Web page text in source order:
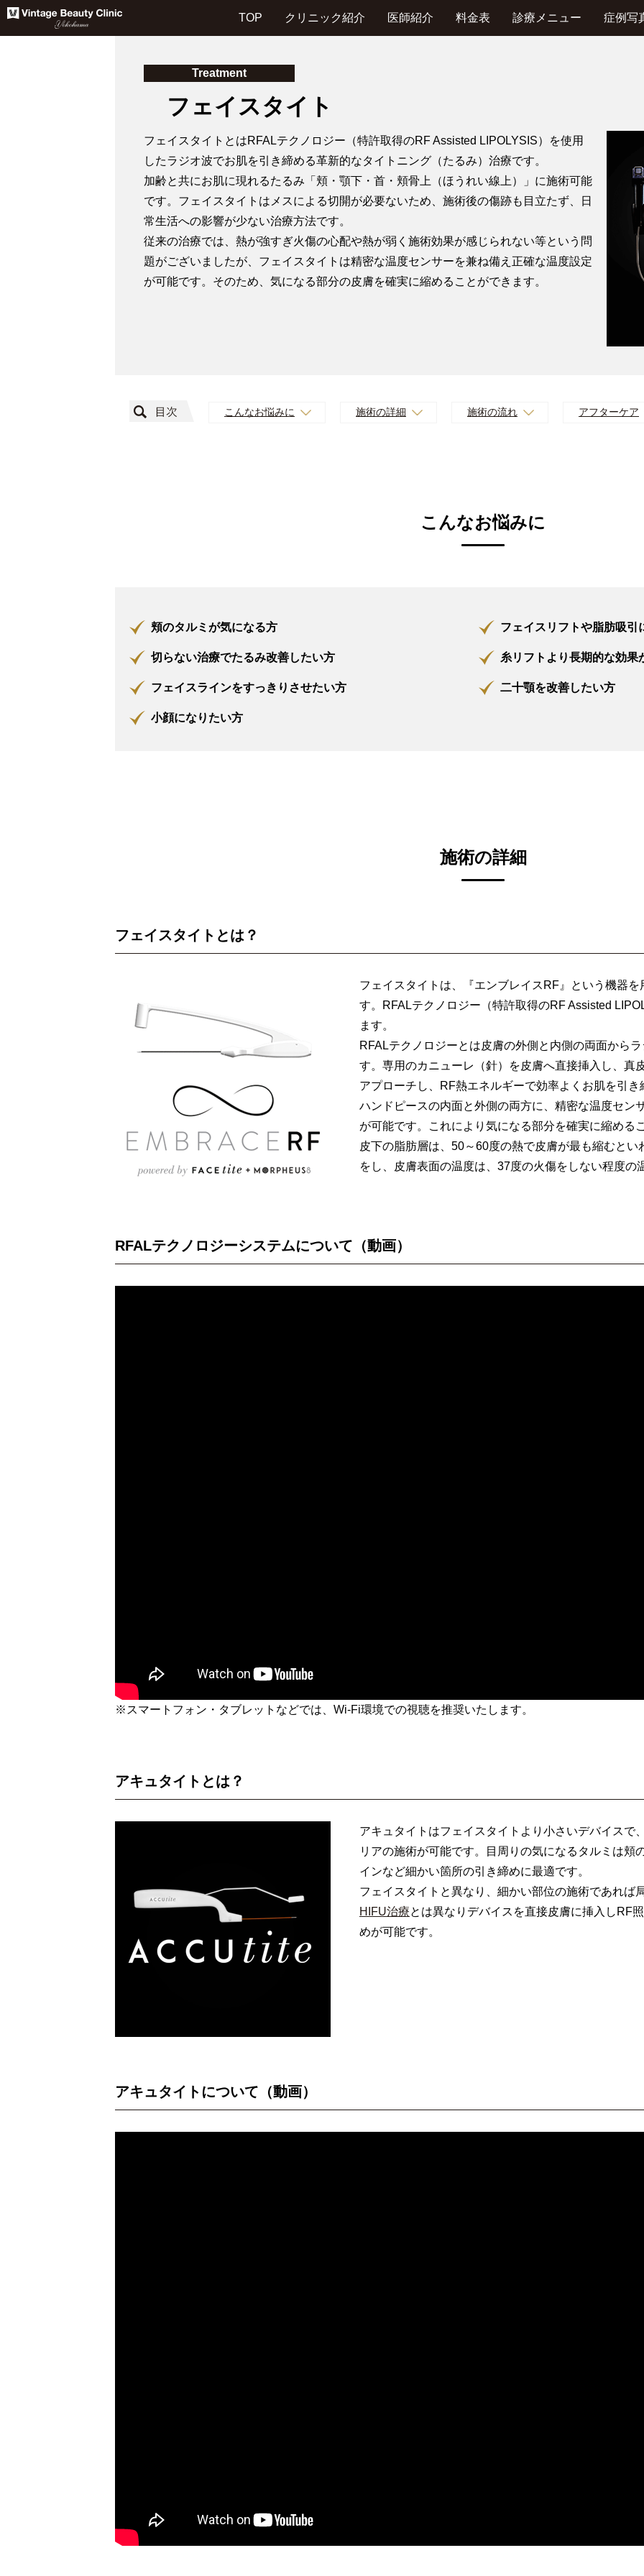
TOP クリニック紹介 医師紹介 料金表 診療メニュー 症例写
Treatment
フェイスタイト
フェイスタイトとはRFALテクノロジー（特許取得のRF Assisted LIPOLYSIS）を使用
したラジオ波でお肌を引き締める革新的なタイトニング（たるみ）治療です。
加齢と共にお肌に現れるたるみ「頬・顎下・首・頬骨上（ほうれい線上）」に施術可能
です。フェイスタイトはメスによる切開が必要ないため、施術後の傷跡も目立たず、日
常生活への影響が少ない治療方法です。
従来の治療では、熱が強すぎ火傷の心配や熱が弱く施術効果が感じられない等という問
題がございましたが、フェイスタイトは精密な温度センサーを兼ね備え正確な温度設定
が可能です。そのため、気になる部分の皮膚を確実に縮めることができます。
こんなお悩みに 施術の詳細 施術の流れ アフターケア
こんなお悩みに
頬のタルミが気になる方 フェイスリフトや脂肪吸引
切らない治療でたるみ改善したい方 糸リフトより長期的な効果
フェイスラインをすっきりさせたい方 二十顎を改善したい方
小顔になりたい方
施術の詳細
フェイスタイトとは？
フェイスタイトは、『エンブレイスRF』という機器
す。RFALテクノロジー（特許取得のRF Assisted
ます。
RFALテクノロジーとは皮膚の外側と内側の両面から
す。専用のカニューレ（針）を皮膚へ直接挿入し、真
アプローチし、RF熱エネルギーで効率よくお肌を引き
ハンドピースの内面と外側の両方に、精密な温度セン
が可能です。これにより気になる部分を確実に縮める
皮下の脂肪層は、50～60度の熱で皮膚が最も縮むと
をし、皮膚表面の温度は、37度の火傷をしない程度の
RFALテクノロジーシステムについて（動画）
※スマートフォン・タブレットなどでは、Wi-Fi環境での視聴を推奨いたします。
アキュタイトとは？
アキュタイトはフェイスタイトより小さいデバイスで
リアの施術が可能です。目周りの気になるタルミは頬
インなど細かい箇所の引き締めに最適です。
フェイスタイトと異なり、細かい部位の施術であれば
HIFU治療とは異なりデバイスを直接皮膚に挿入しRF
めが可能です。
アキュタイトについて（動画）